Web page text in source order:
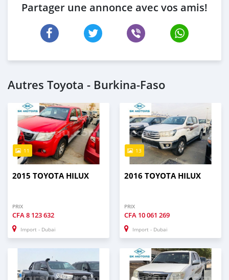
Partager une annonce avec vos amis!
Autres Toyota - Burkina-Faso
11
2015 TOYOTA HILUX
PRIX
CFA8 123 632
Import - Dubai
13
2016 TOYOTA HILUX
PRIX
CFA 10 061 269
Import - Dubai